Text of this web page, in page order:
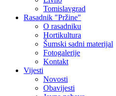
Tomislavgrad
Rasadnik "Pržine"
O rasadniku
Hortikultura
Šumski sadni materijal
Fotogalerije
Kontakt
Vijesti
Novosti
Obavijesti